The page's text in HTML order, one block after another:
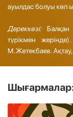
ауылдас болуы көп
Дереккөзі: Балқан
түрікмен
М.Жетекбаев.